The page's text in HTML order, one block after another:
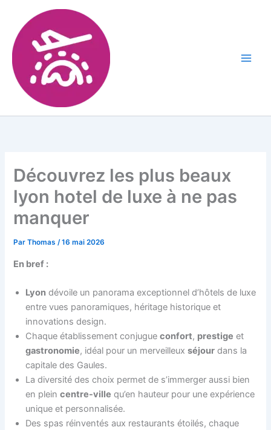
Découvrez les plus beaux
lyon hotel de luxe à ne pas
manquer
ParThomas/16 mai 2026
En bref :
Lyon dévoile un panorama exceptionnel d’hôtels de luxe
entre vues panoramiques, héritage historique et
innovations design.
Chaque établissement conjugueconfort, prestige et
gastronomie, idéal pour un merveilleuxséjour dans la
capitale des Gaules.
La diversité des choix permet de s’immerger aussi bien
en pleincentre-ville qu’en hauteur pour une expérience
unique et personnalisée.
Des spas réinventés aux restaurants étoilés, chaque